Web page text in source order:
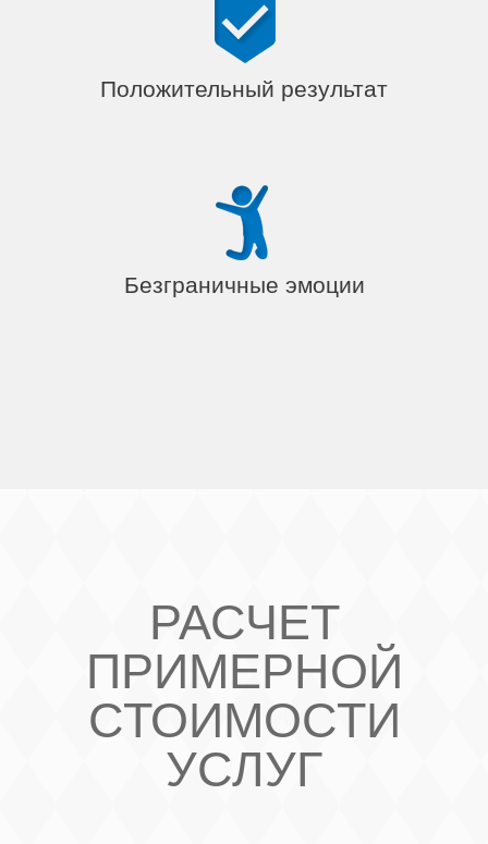
Положительный результат
Безграничные эмоции
РАСЧЕТ
ПРИМЕРНОЙ
СТОИМОСТИ
УСЛУГ